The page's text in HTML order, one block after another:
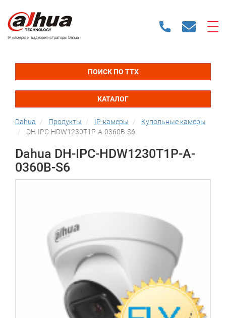
IP камеры и видеорегистраторы Dahua
ПОИСК ПО ТТХ
КАТАЛОГ
Dahua Продукты IP-камеры
Купольные камеры
DH-IPC-HDW1230T1P-A-0360B-S6
Dahua DH-IPC-HDW1230T1P-A-
0360B-S6